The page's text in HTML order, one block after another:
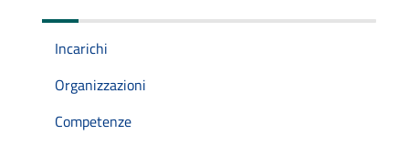
Incarichi
Organizzazioni
Competenze